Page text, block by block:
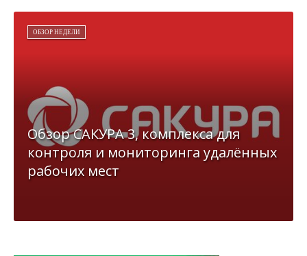
ОБЗОР НЕДЕЛИ
Обзор САКУРА 3, комплекса для
контроля и мониторинга удалённых
рабочих мест